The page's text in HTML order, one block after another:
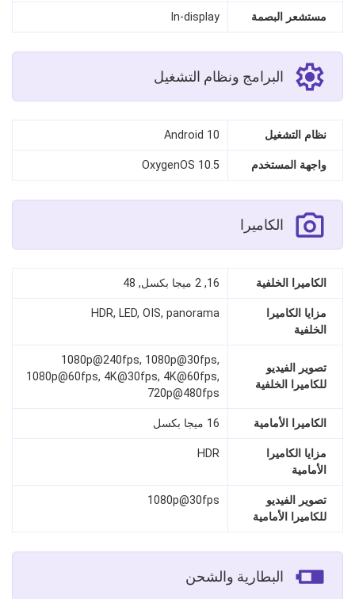
مستشعر البصمة In-display
البرامج ونظام التشغيل
نظام التشغيل Android 10
واجهة المستخدم OxygenOS 10.5
الكاميرا
الكاميرا الخلفية 16, 2 ميجا بكسل, 48
مزايا الكاميرا
الخلفية
HDR, LED, OIS, panorama
تصوير الفيديو
للكاميرا الخلفية
1080p@240fps, 1080p@30fps,
1080p@60fps, 4K@30fps, 4K@60fps,
720p@480fps
الكاميرا الأمامية 16 ميجا بكسل
مزايا الكاميرا
الأمامية
HDR
تصوير الفيديو
للكاميرا الأمامية
1080p@30fps
البطارية والشحن